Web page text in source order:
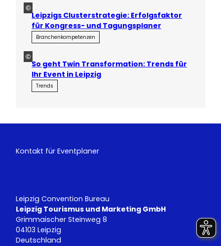
©
Leipzigs Clusterstrategie: Erfolgsfaktor
für Kongress- und Tagungsplaner
Branchenkompetenzen
©
So geht Twin Transformation: Trends für
Ihr Event in Leipzig
Trends
Kontakt für Eventplaner
Leipzig Convention Bureau
Leipzig Tourismus und Marketing GmbH
Grimmaischer Steinweg 8
04103 Leipzig
Deutschland